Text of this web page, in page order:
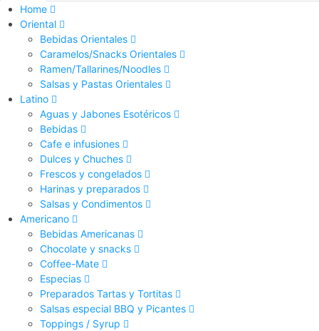
Home
Oriental
Bebidas Orientales
Caramelos/Snacks Orientales
Ramen/Tallarines/Noodles
Salsas y Pastas Orientales
Latino
Aguas y Jabones Esotéricos
Bebidas
Cafe e infusiones
Dulces y Chuches
Frescos y congelados
Harinas y preparados
Salsas y Condimentos
Americano
Bebidas Americanas
Chocolate y snacks
Coffee-Mate
Especias
Preparados Tartas y Tortitas
Salsas especial BBQ y Picantes
Toppings / Syrup